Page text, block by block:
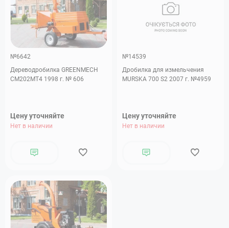
№6642
Дереводробилка GREENMECH
CM202MT4 1998 г. № 606
Цену уточняйте
Нет в наличии
№14539
Дробилка для измельчения
MURSKA 700 S2 2007 г. №4959
Цену уточняйте
Нет в наличии